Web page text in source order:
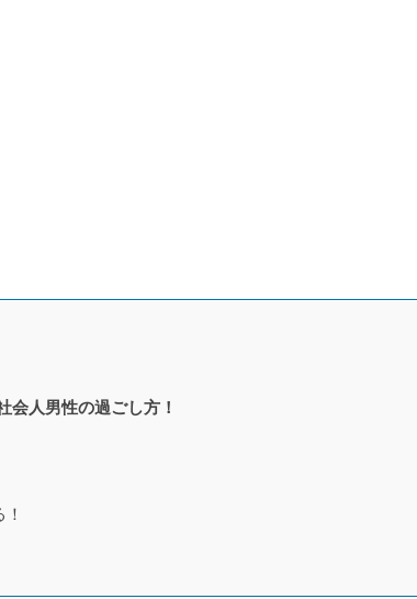
会人男性の過ごし方！